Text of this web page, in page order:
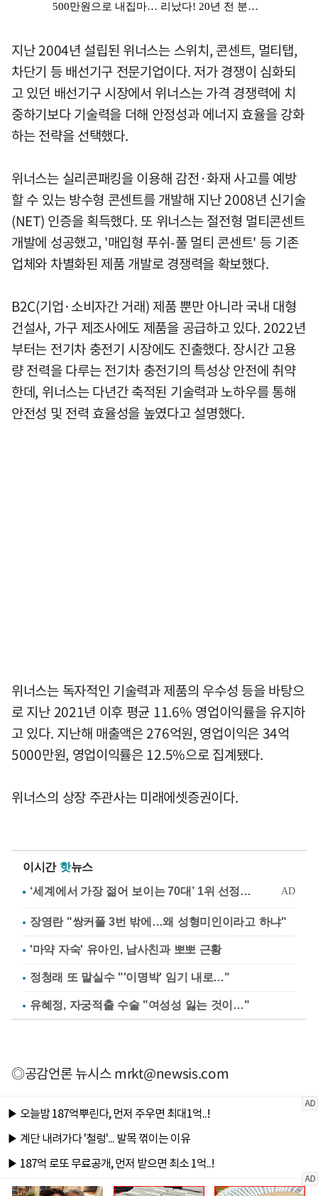
지난 2004년 설립된 위너스는 스위치, 콘센트, 멀티탭,
차단기 등 배선기구 전문기업이다. 저가 경쟁이 심화되
고 있던 배선기구 시장에서 위너스는 가격 경쟁력에 치
중하기보다 기술력을 더해 안정성과 에너지 효율을 강화
하는 전략을 선택했다.
위너스는 실리콘패킹을 이용해 감전·화재 사고를 예방
할 수 있는 방수형 콘센트를 개발해 지난 2008년 신기술
(NET) 인증을 획득했다. 또 위너스는 절전형 멀티콘센트
개발에 성공했고, '매입형 푸쉬-풀 멀티 콘센트' 등 기존
업체와 차별화된 제품 개발로 경쟁력을 확보했다.
B2C(기업·소비자간 거래) 제품 뿐만 아니라 국내 대형
건설사, 가구 제조사에도 제품을 공급하고 있다. 2022년
부터는 전기차 충전기 시장에도 진출했다. 장시간 고용
량 전력을 다루는 전기차 충전기의 특성상 안전에 취약
한데, 위너스는 다년간 축적된 기술력과 노하우를 통해
안전성 및 전력 효율성을 높였다고 설명했다.
위너스는 독자적인 기술력과 제품의 우수성 등을 바탕으
로 지난 2021년 이후 평균 11.6% 영업이익률을 유지하
고 있다. 지난해 매출액은 276억원, 영업이익은 34억
5000만원, 영업이익률은 12.5%으로 집계됐다.
위너스의 상장 주관사는 미래에셋증권이다.
이시간 핫뉴스
장영란 "쌍커풀 3번 밖에…왜 성형미인이라고 하냐"
'마약 자숙' 유아인, 남사친과 뽀뽀 근황
정청래 또 말실수 "'이명박' 임기 내로…"
유혜정, 자궁적출 수술 "여성성 잃는 것이…"
◎공감언론 뉴시스mrkt@newsis.com